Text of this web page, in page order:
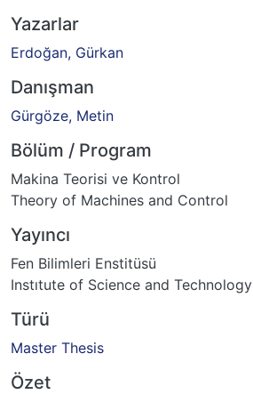
Yazarlar
Erdoğan, Gürkan
Danışman
Gürgöze, Metin
Bölüm / Program
Makina Teorisi ve Kontrol
Theory of Machines and Control
Yayıncı
Fen Bilimleri Enstitüsü
Instıtute of Science and Technology
Türü
Master Thesis
Özet